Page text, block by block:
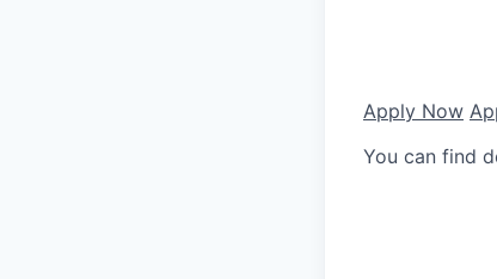
Apply Now
You can find